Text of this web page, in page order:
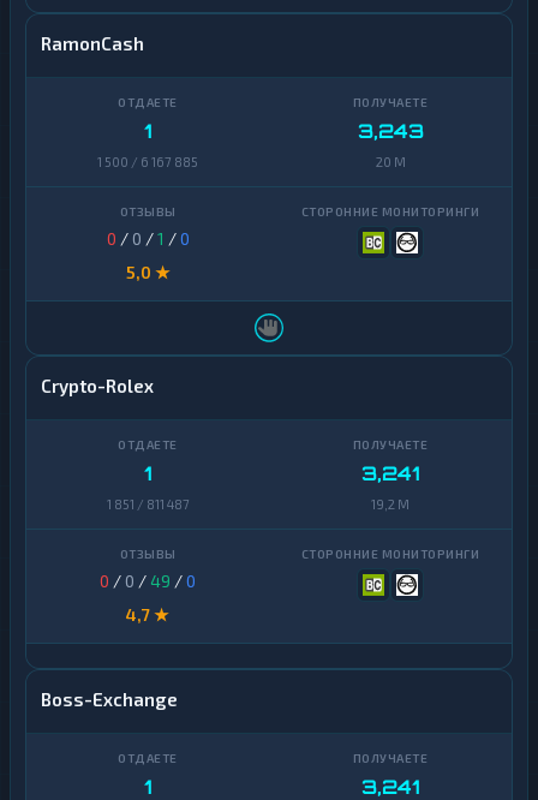
RamonCash
1
1 500 / 6 167 885
3,243
20 M
0 / 0 /1 /0
5,0 ★
Crypto-Rolex
1
1 851 / 811 487
3,241
19,2 M
0 / 0 / 49 /0
4,7 ★
Boss-Exchange
1 3,241